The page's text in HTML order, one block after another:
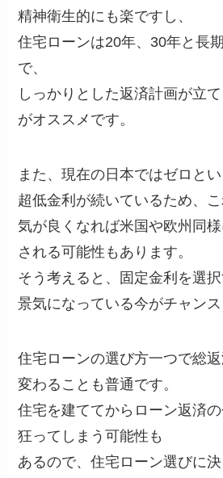
精神衛生的にも楽ですし、
住宅ローンは20年、30年と長
で、
しっかりとした返済計画が立
がオススメです。
また、現在の日本ではゼロと
超低金利が続いているため、
気が良くなれば米国や欧州同
される可能性もあります。
そう考えると、固定金利を選
景気になっている今がチャンス
住宅ローンの選び方一つで総
変わることも普通です。
住宅を建ててからローン返済
狂ってしまう可能性も
あるので、住宅ローン選びに